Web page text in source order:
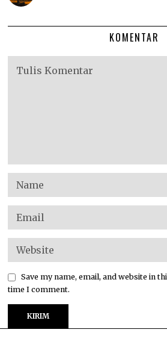
KOMENTAR
Save my name, email, and website in
time I comment.